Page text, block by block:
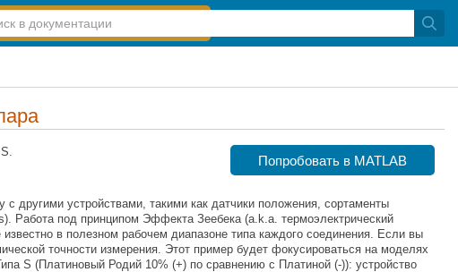
Попробовать в MATLAB
другими устройствами, такими как датчики положения, сортаменты
Работа под принципом Эффекта Зеебека (a.k.a. термоэлектрический
в полезном рабочем диапазоне типа каждого соединения. Если вы
точности измерения. Этот пример будет фокусироваться на моделях
S (Платиновый Родий 10% (+) по сравнению с Платиной (-)): устройство